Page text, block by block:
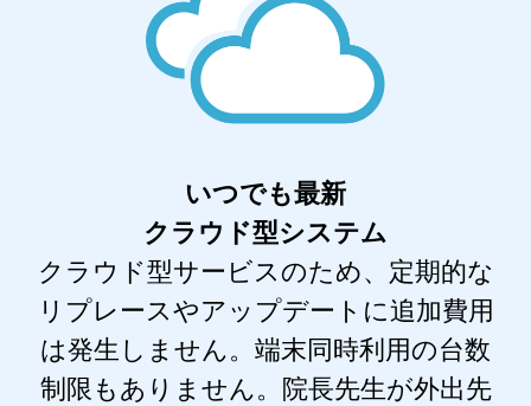
いつでも最新
クラウド型システム
クラウド型サービスのため、定期的な
リプレースやアップデートに追加費用
は発生しません。端末同時利用の台数
制限もありません。院長先生が外出先